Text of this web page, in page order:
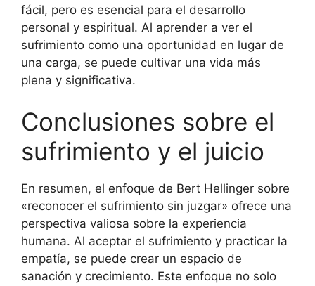
fácil, pero es esencial para el desarrollo
personal y espiritual. Al aprender a ver el
sufrimiento como una oportunidad en lugar de
una carga, se puede cultivar una vida más
plena y significativa.
Conclusiones sobre el
sufrimiento y el juicio
En resumen, el enfoque de Bert Hellinger sobre
«reconocer el sufrimiento sin juzgar» ofrece una
perspectiva valiosa sobre la experiencia
humana. Al aceptar el sufrimiento y practicar la
empatía, se puede crear un espacio de
sanación y crecimiento. Este enfoque no solo